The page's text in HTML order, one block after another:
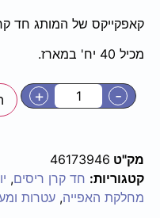
קאפקייקס של המותג חד
מכיל 40 יח' במארז.
-
+
מק"ט 46173946
קטגוריות: חד קרן ריסים,
מחלקת האפייה, עטרות